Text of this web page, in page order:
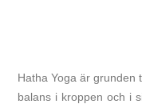
Hatha Yoga är grunden
balans i kroppen och i